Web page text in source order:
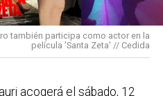
activo, actividades
mayores e iniciativas para
este año se ha
se comenzarán a
pitando al unísono,
tachan de negligente y
emergencias de la
también participa como actor en la
película 'Santa Zeta' // Cedida
acogerá el sábado, 12